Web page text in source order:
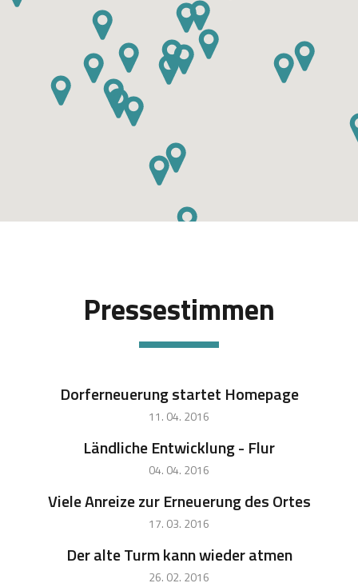
Pressestimmen
Dorferneuerung startet Homepage
11. 04. 2016
Ländliche Entwicklung - Flur
04. 04. 2016
Viele Anreize zur Erneuerung des Ortes
17. 03. 2016
Der alte Turm kann wieder atmen
26. 02. 2016